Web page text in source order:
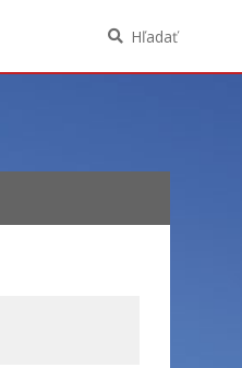
funkcionára
Hľadať